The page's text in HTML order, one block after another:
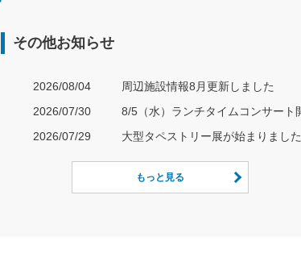
その他お知らせ
2026/08/04
周辺施設情報8月更新しました
2026/07/30
2026/07/29
大型タペストリー展が始まりました
もっと見る